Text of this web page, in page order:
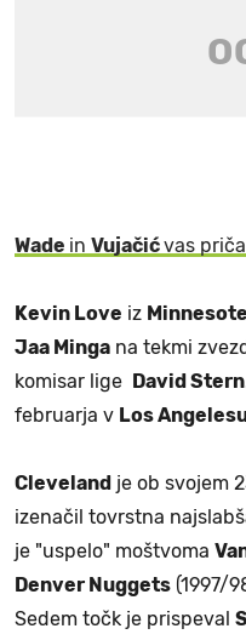
Wade in Vujačićvas
Kevin Love iz Minnesote
Jaa Minga na tekmi
komisar lige
David Stern
februarja v Los
Cleveland je ob svojem
izenačil tovrstna
je "uspelo" moštvoma
Denver Nuggets (1997/
Sedem točk je prispeval